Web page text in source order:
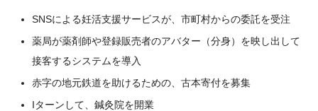
SNSによる妊活支援サービスが、市町村からの委託を受注
薬局が薬剤師や登録販売者のアバター（分身）を映し出して
接客するシステムを導入
赤字の地元鉄道を助けるための、古本寄付を募集
Iターンして、鍼灸院を開業